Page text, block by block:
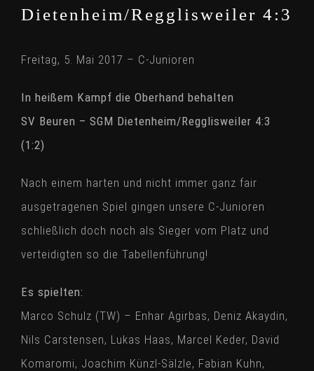
Dietenheim/Regglisweiler 4:3
Freitag, 5. Mai 2017 – C-Junioren
In heißem Kampf die Oberhand behalten
SV Beuren – SGM Dietenheim/Regglisweiler 4:3
(1:2)
Nach einem harten und nicht immer ganz fair
ausgetragenen Spiel gingen unsere C-Junioren
schließlich doch noch als Sieger vom Platz und
verteidigten so die Tabellenführung!
Es spielten:
Marco Schulz (TW) – Enhar Agirbas, Deniz Akaydin,
Nils Carstensen, Lukas Haas, Marcel Keder, David
Komaromi, Joachim Künzl-Sälzle, Fabian Kuhn,